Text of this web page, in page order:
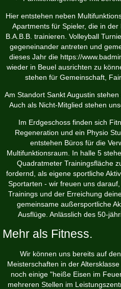
Hier entstehen neben
Apartments für Spieler, die in
B.A.B.B. trainieren. Volleyball
gegeneinander antreten und
dieses Jahr die https://
wieder in Beuel ausrichten zu
stehen für Gemeinschaft,
Am Standort Sankt Augustin
Auch als Nicht-Mitglied stehen
Im Erdgeschoss finden sich
Regeneration und ein Physio
entstehen Büros für die
Multifunktionsraum. In halle 5
Quadratmeter Trainingsfläche
fordernd, als eigene sportliche
Sportarten - wir freuen uns
Trainings und der Erreichung
gemeinsame außersportliche
Ausflüge. Anlässlich des 50-
Mehr als Fitness.
Wir können uns bereits auf
Meisterschaften in der
noch einige "heiße Eisen im
mehreren Stellen im